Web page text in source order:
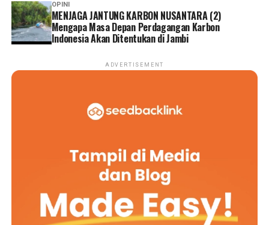
OPINI
MENJAGA JANTUNG KARBON NUSANTARA (2)
Mengapa Masa Depan Perdagangan Karbon
Indonesia Akan Ditentukan di Jambi
ADVERTISEMENT